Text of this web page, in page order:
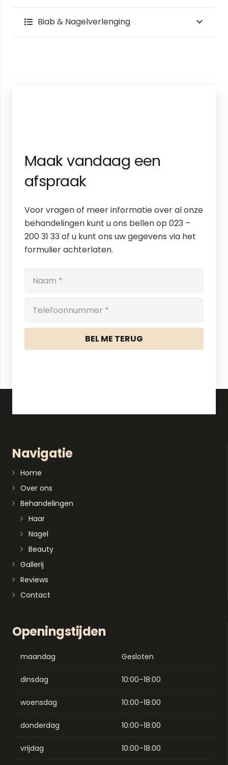
Biab & Nagelverlenging
Maak vandaag een
afspraak
Voor vragen of meer informatie over al onze
behandelingen kunt u ons bellen op 023 –
200 31 33 of u kunt ons uw gegevens via het
formulier achterlaten.
BEL ME TERUG
Navigatie
Home
Over ons
Behandelingen
Haar
Nagel
Beauty
Gallerij
Reviews
Contact
Openingstijden
maandag Gesloten
dinsdag 10:00–18:00
woensdag 10:00–18:00
donderdag 10:00–18:00
vrijdag 10:00–18:00